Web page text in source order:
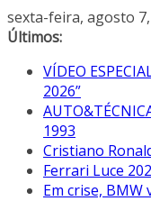
Pular
para
conteúdo
sexta-feira, agosto
Últimos:
VÍDEO
2026”
1993
Cristiano
Ferrari Luce
Em crise, BMW